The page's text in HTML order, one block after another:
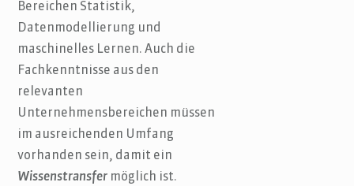
Bereichen Statistik,
Datenmodellierung und
maschinelles Lernen. Auch die
Fachkenntnisse aus den
relevanten
Unternehmensbereichen müssen
im ausreichenden Umfang
vorhanden sein, damit ein
Wissenstransfer möglich ist.